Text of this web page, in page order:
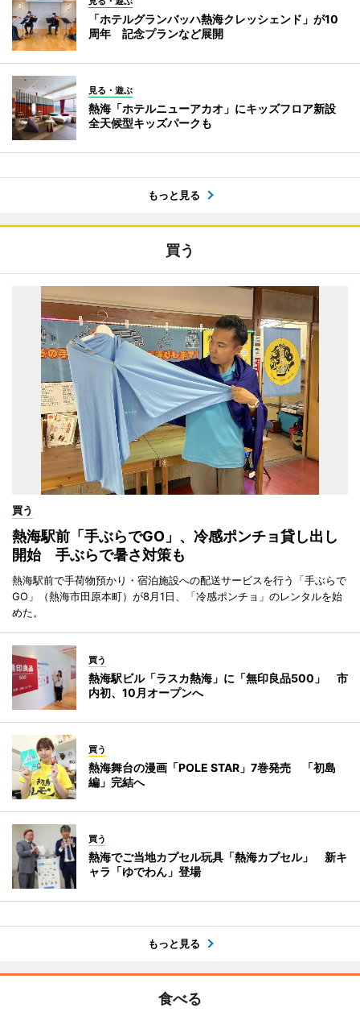
「ホテルグランバッハ熱海クレッシェンド」が10
周年 記念プランなど展開
見る・遊ぶ
熱海「ホテルニューアカオ」にキッズフロア新設
全天候型キッズパークも
もっと見る
買う
買う
熱海駅前「手ぶらでGO」、冷感ポンチョ貸し出し
開始 手ぶらで暑さ対策も
熱海駅前で手荷物預かり・宿泊施設への配送サービスを行う「手ぶらで
GO」（熱海市田原本町）が8月1日、「冷感ポンチョ」のレンタルを始
めた。
買う
熱海駅ビル「ラスカ熱海」に「無印良品500」 市
内初、10月オープンへ
買う
熱海舞台の漫画「POLE STAR」7巻発売 「初島
編」完結へ
買う
熱海でご当地カプセル玩具「熱海カプセル」 新キ
ャラ「ゆでわん」登場
もっと見る
食べる